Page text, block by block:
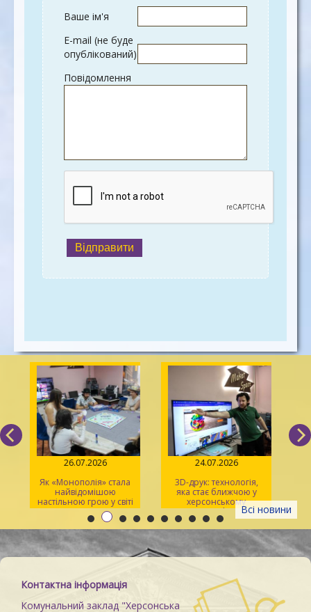
Ваше ім'я
E-mail (не буде
опублікований)
Повідомлення
Відправити
Всі новини
26.07.2026
Як «Монополія» стала
найвідомішою
настільною грою у світі
24.07.2026
3D-друк: технологія,
яка стає ближчою у
херсонському
просторі Maker Space
Контактна інформація
Комунальний заклад "Херсонська